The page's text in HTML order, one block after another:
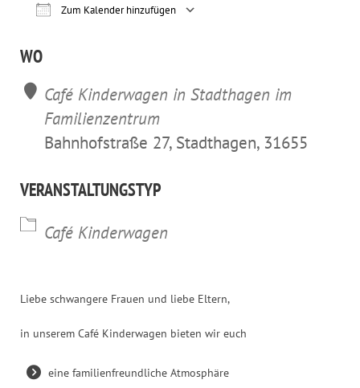
Zum Kalender hinzufügen
WO
Café Kinderwagen in Stadthagen im
Familienzentrum
Bahnhofstraße 27, Stadthagen, 31655
VERANSTALTUNGSTYP
Café Kinderwagen
Liebe schwangere Frauen und liebe Eltern,
in unserem Café Kinderwagen bieten wir euch
eine familienfreundliche Atmosphäre